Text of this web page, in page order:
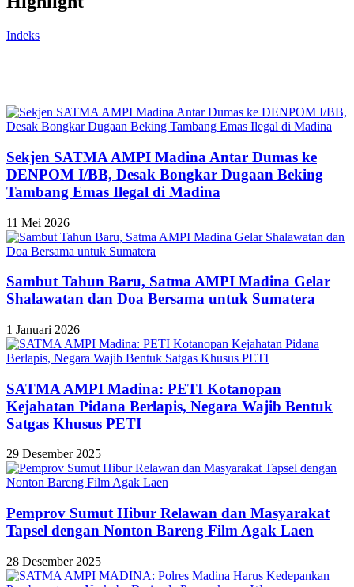
Indeks
Sekjen SATMA AMPI Madina Antar Dumas ke
DENPOM I/BB, Desak Bongkar Dugaan Beking
Tambang Emas Ilegal di Madina
11 Mei 2026
Sambut Tahun Baru, Satma AMPI Madina Gelar
Shalawatan dan Doa Bersama untuk Sumatera
1 Januari 2026
SATMA AMPI Madina: PETI Kotanopan
Kejahatan Pidana Berlapis, Negara Wajib Bentuk
Satgas Khusus PETI
29 Desember 2025
Pemprov Sumut Hibur Relawan dan Masyarakat
Tapsel dengan Nonton Bareng Film Agak Laen
28 Desember 2025